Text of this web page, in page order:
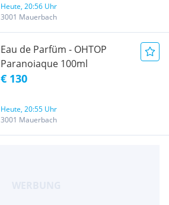
Heute, 20:56 Uhr
3001 Mauerbach
Eau de Parfüm - OHTOP
Paranoiaque 100ml
€ 130
Heute, 20:55 Uhr
3001 Mauerbach